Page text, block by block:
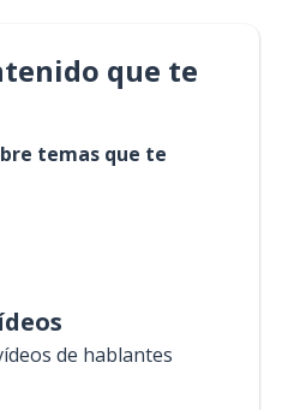
que te
temas que te
de hablantes